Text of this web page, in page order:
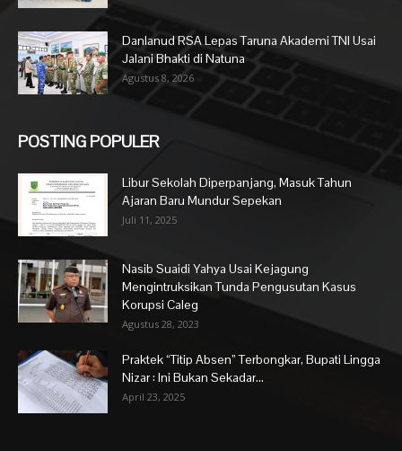
Danlanud RSA Lepas Taruna Akademi TNI Usai
Jalani Bhakti di Natuna
Agustus 8, 2026
POSTING POPULER
Libur Sekolah Diperpanjang, Masuk Tahun
Ajaran Baru Mundur Sepekan
Juli 11, 2025
Nasib Suaidi Yahya Usai Kejagung
Mengintruksikan Tunda Pengusutan Kasus
Korupsi Caleg
Agustus 28, 2023
Praktek “Titip Absen” Terbongkar, Bupati Lingga
Nizar : Ini Bukan Sekadar...
April 23, 2025